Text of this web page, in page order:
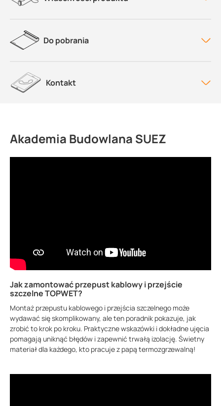
Do pobrania
Kontakt
Akademia Budowlana SUEZ
Jak zamontować przepust kablowy i przejście
szczelne TOPWET?
Montaż przepustu kablowego i przejścia szczelnego może
wydawać się skomplikowany, ale ten poradnik pokazuje, jak
zrobić to krok po kroku. Praktyczne wskazówki i dokładne ujęcia
pomagają uniknąć błędów i zapewnić trwałą izolację. Świetny
materiał dla każdego, kto pracuje z papą termozgrzewalną!